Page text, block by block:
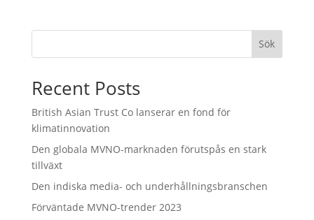
Sök
Recent Posts
British Asian Trust Co lanserar en fond för
klimatinnovation
Den globala MVNO-marknaden förutspås en stark
tillväxt
Den indiska media- och underhållningsbranschen
Förväntade MVNO-trender 2023